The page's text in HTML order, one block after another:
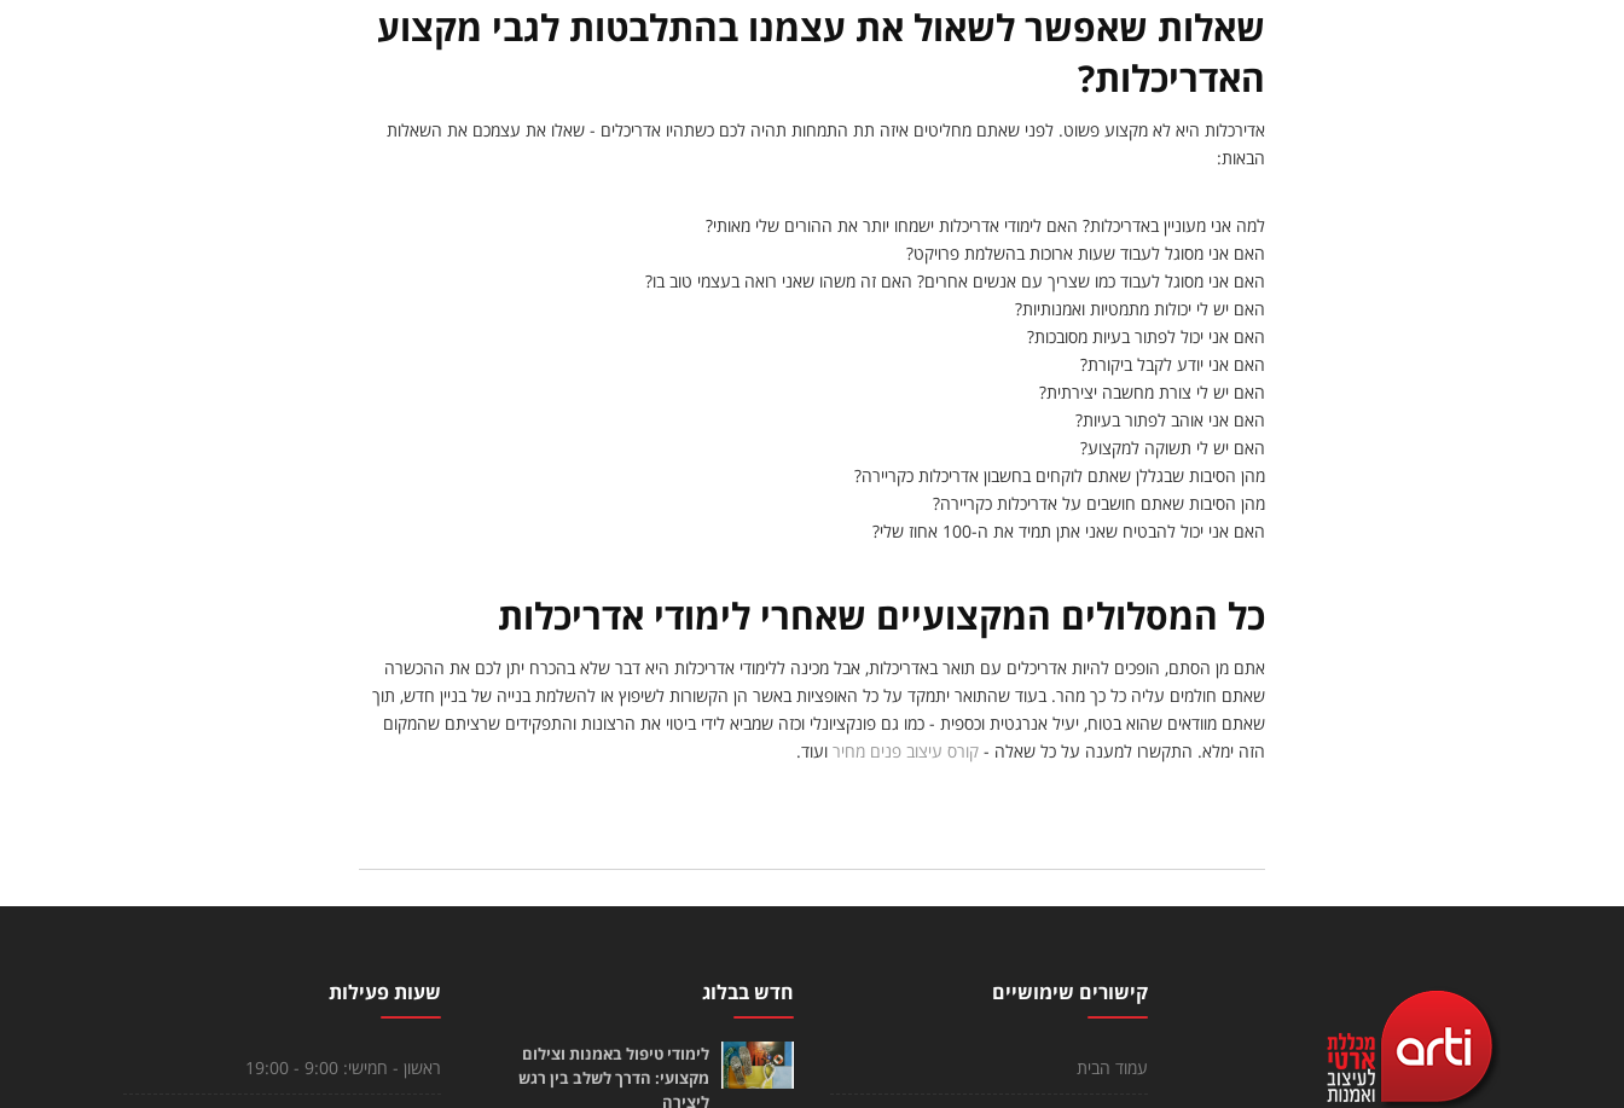
שאלות שאפשר לשאול את עצמנו בהתלבטות לגבי מקצוע
האדריכלות?
אדירכלות היא לא מקצוע פשוט. לפני שאתם מחליטים איזה תת התמחות תהיה לכם כשתהיו אדריכלים - שאלו את עצמכם את השאלות
הבאות:
למה אני מעוניין באדריכלות? האם לימודי אדריכלות ישמחו יותר את ההורים שלי מאותי?
האם אני מסוגל לעבוד שעות ארוכות בהשלמת פרויקט?
האם אני מסוגל לעבוד כמו שצריך עם אנשים אחרים? האם זה משהו שאני רואה בעצמי טוב בו?
האם יש לי יכולות מתמטיות ואמנותיות?
האם אני יכול לפתור בעיות מסובכות?
האם אני יודע לקבל ביקורת?
האם יש לי צורת מחשבה יצירתית?
האם אני אוהב לפתור בעיות?
האם יש לי תשוקה למקצוע?
מהן הסיבות שבגללן שאתם לוקחים בחשבון אדריכלות כקריירה?
מהן הסיבות שאתם חושבים על אדריכלות כקריירה?
האם אני יכול להבטיח שאני אתן תמיד את ה-100 אחוז שלי?
כל המסלולים המקצועיים שאחרי לימודי אדריכלות
אתם מן הסתם, הופכים להיות אדריכלים עם תואר באדריכלות, אבל מכינה ללימודי אדריכלות היא דבר שלא בהכרח יתן לכם את ההכשרה
שאתם חולמים עליה כל כך מהר. בעוד שהתואר יתמקד על כל האופציות באשר הן הקשורות לשיפוץ או להשלמת בנייה של בניין חדש, תוך
שאתם מוודאים שהוא בטוח, יעיל אנרגטית וכספית - כמו גם פונקציונלי וכזה שמביא לידי ביטוי את הרצונות והתפקידים שרציתם שהמקום
הזה ימלא. התקשרו למענה על כל שאלה - קורס עיצוב פנים מחיר ועוד.
קישורים שימושיים
עמוד הבית
חדש בבלוג
לימודי טיפול באמנות וצילום
מקצועי: הדרך לשלב בין רגש
ליצירה
שעות פעילות
ראשון - חמישי:9:00 - 19:00